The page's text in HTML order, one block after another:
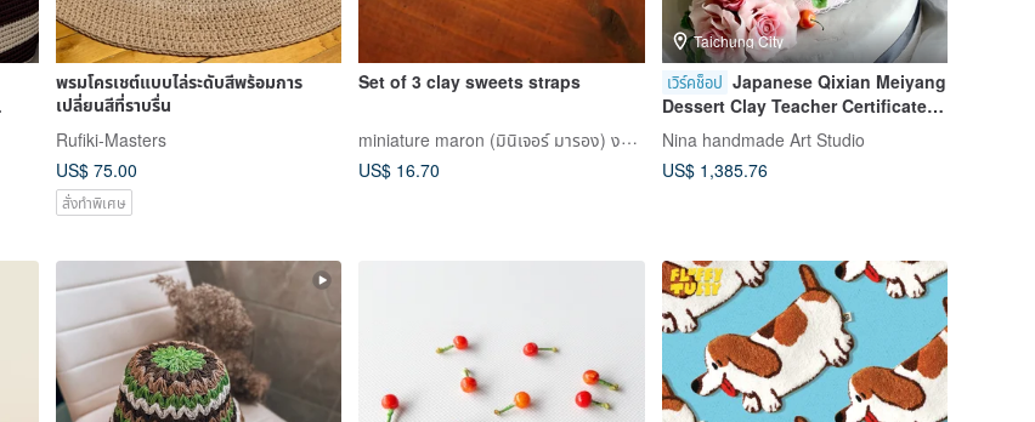
พรมโครเชต์แบบไล่ระดับสีพร้อมการ
เปลี่ยนสีที่ราบรื่น
Rufiki-Masters
US$ 75.00
สั่งทำพิเศษ
Set of 3 clay sweets straps
miniature maron (มินิเจอร์ มารอง) งานฝีมือจิ๋ว
US$ 16.70
Taichung City
เวิร์คช็อป Japanese Qixian Meiyang
Dessert Clay Teacher Certificate
Course Taichung
Nina handmade Art Studio
US$ 1,385.76